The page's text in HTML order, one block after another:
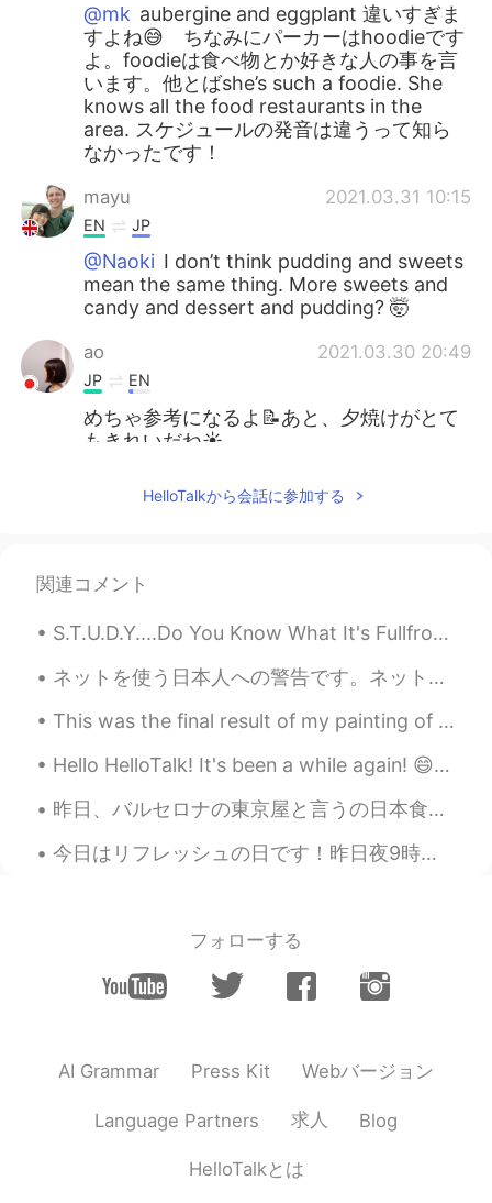
@mk aubergine and eggplant 違いすぎま
すよね😅 ちなみにパーカーはhoodieです
よ。foodieは食べ物とか好きな人の事を言
います。他とばshe’s such a foodie. She
knows all the food restaurants in the
area. スケジュールの発音は違うって知ら
なかったです！
mayu 2021.03.31 10:15
EN JP
@Naoki I don’t think pudding and sweets
mean the same thing. More sweets and
candy and dessert and pudding? 🤯
ao 2021.03.30 20:49
JP EN
めちゃ参考になるよ📝あと、夕焼けがとて
もきれいだね☀
2021.03.30 14:30
mk
JP EN
はアメリカの言葉を使っていたので、
Trainerもなんかザワザワしたけど、今は大
丈夫です。 パーカーをfoodie というのとか
色々ありますねー。 Umbrella をbrolly と
言ったりねー。 あと、schedule の発音は
とても不思議です
Naoki 2021.03.30 14:02
Pudding / Sweets
mayu 2021.03.30 13:41
JP
mayu 2021.03.30 13:40
EN
so unnatural to me 😅
HelloTalkから会話に参加する
関連コメント
S.T.U.D.Y....Do You Know What It's Fullfrom... ___________________________________ ~S=Sleeping😪 ~...
ネットを使う日本人への警告です。ネット上の詐欺師は最近激しく日本人を狙ってるらしいですからみんな、特に老人やパソコンが苦手な人、気をつけてください。日本人を詐欺するためだけにに日本語を勉強する人...
This was the final result of my painting of Dokho, making the Armour had a lot of details, but I ...
Hello HelloTalk! It's been a while again! 😄 I've been busy with the festival, and now since it ha...
昨日、バルセロナの東京屋と言うの日本食品店へ行った。🇯🇵🇯🇵 色々なオリジナル輸入品がありました。 多くの店は顧客が足りませんけど、東京屋まだ人気ですよ！ ワサビのポテチを食べたことがありますか...
今日はリフレッシュの日です！昨日夜9時から来週のお弁当の食材を買っておいたので、今朝はゆっくりと起きてから、好きな歌手の曲を聴き、はまっているドリップコーヒーを飲みながら、パンケーキを作った。今...
フォローする
AI Grammar Press Kit Webバージョン
Language Partners 求人 Blog
HelloTalkとは